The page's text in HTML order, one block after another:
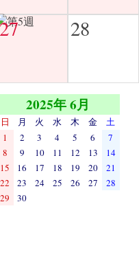
27 28
2025年 6月
日 月 火 水 木 金
土
1
2 3 4 5 6
7
8
9 10 11 12 13
14
15
16 17 18 19 20
21
22
23 24 25 26 27
28
29
30